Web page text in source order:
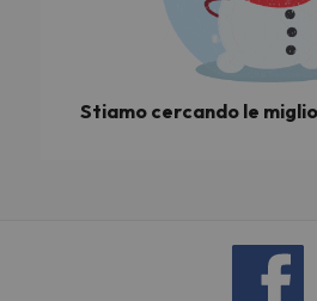
Stiamo cercando le